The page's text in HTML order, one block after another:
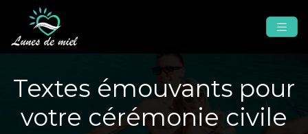
Textes émouvants pour
votre cérémonie civile